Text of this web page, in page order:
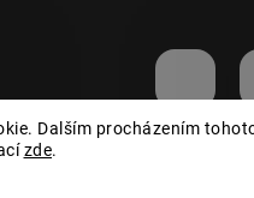
Dalším procházením
zde.